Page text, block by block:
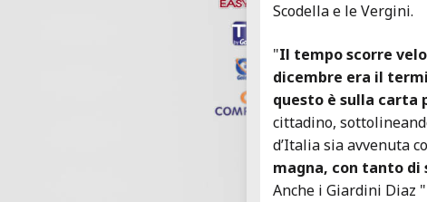
Scodella e le Vergini.
"Il tempo scorre
dicembre era il
questo è sulla
cittadino,
d’Italia sia avvenuta
magna, con tanto di
Anche i Giardini Diaz